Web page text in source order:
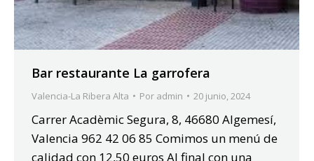
Bar restaurante La garrofera
Valencia-La Ribera Alta Por admin 20 junio, 2024
Carrer Acadèmic Segura, 8, 46680 Algemesí,
Valencia 962 42 06 85 Comimos un menú de
calidad con 12,50 euros Al final con una